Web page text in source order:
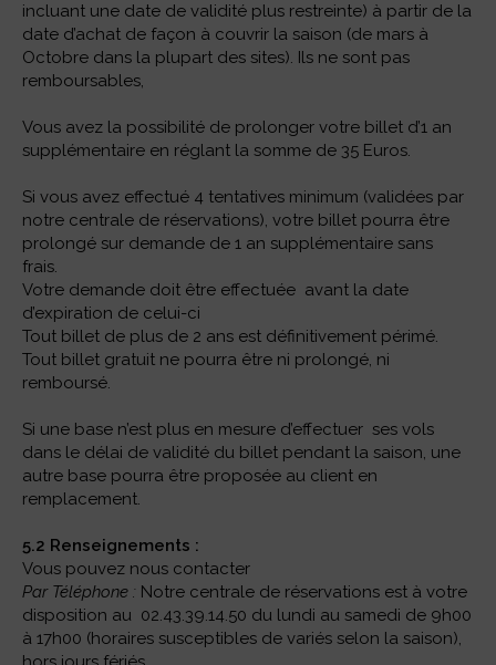
incluant une date de validité plus restreinte) à partir de la
date d’achat de façon à couvrir la saison (de mars à
Octobre dans la plupart des sites). Ils ne sont pas
remboursables,
Vous avez la possibilité de prolonger votre billet d’1 an
supplémentaire en réglant la somme de 35 Euros.
Si vous avez effectué 4 tentatives minimum (validées par
notre centrale de réservations), votre billet pourra être
prolongé sur demande de 1 an supplémentaire sans
frais.
Votre demande doit être effectuée avant la date
d’expiration de celui-ci
Tout billet de plus de 2 ans est définitivement périmé.
Tout billet gratuit ne pourra être ni prolongé, ni
remboursé.
Si une base n’est plus en mesure d’effectuer ses vols
dans le délai de validité du billet pendant la saison, une
autre base pourra être proposée au client en
remplacement.
5.2 Renseignements :
Vous pouvez nous contacter
Par Téléphone : Notre centrale de réservations est à votre
disposition au 02.43.39.14.50 du lundi au samedi de 9h00
à 17h00 (horaires susceptibles de variés selon la saison),